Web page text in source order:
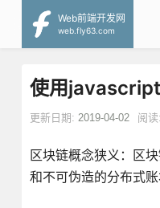
Web前端开发网
web.fly63.com
使用
更新日期: 2019-04-02 阅读:
区块链概念狭义：区
和不可伪造的分布式账